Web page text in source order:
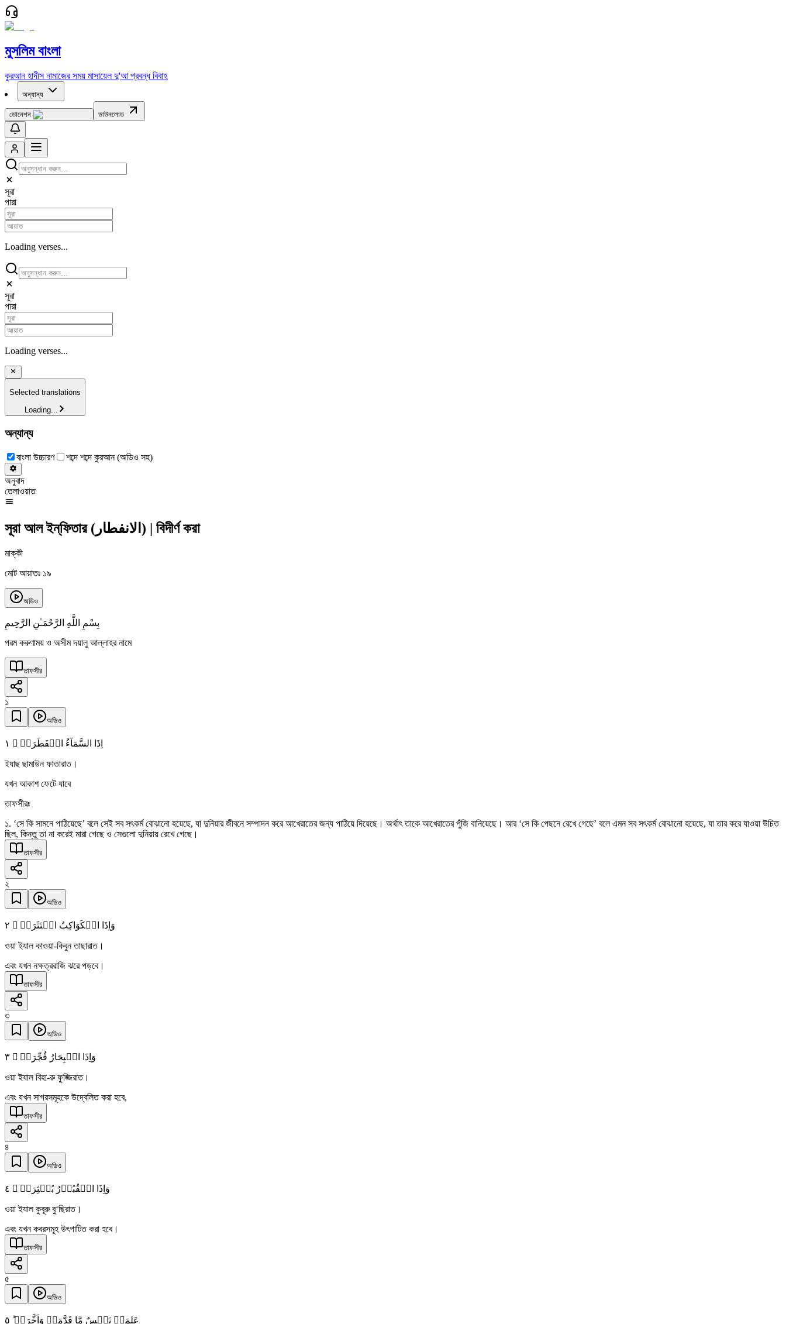
মুসলিম বাংলা
কুরআন হাদীস নামাজের সময় মাসায়েল দু'আ প্রবন্ধ বিবাহ
অন্যান্য
ডোনেশন ডাউনলোড
সূরা
পারা
Loading verses...
সূরা
পারা
Loading verses...
Selected translations
Loading...
অন্যান্য
বাংলা উচ্চারণ শব্দে শব্দে কুরআন (অডিও সহ)
অনুবাদ
তেলাওয়াত
সূরা আল ইন্‌ফিতার ( الانفطار ) | বিদীর্ণ করা
মাক্কী
মোট আয়াতঃ ১৯
অডিও
بِسْمِ اللَّهِ الرَّحْمَـٰنِ الرَّحِيمِ
পরম করুণাময় ও অসীম দয়ালু আল্লাহর নামে
তাফসীর
১
অডিও
اِذَا السَّمَآءُ انۡفَطَرَتۡ ۙ ١
ইযাছ ছামাউন ফাতারাত।
যখন আকাশ ফেটে যাবে
তাফসীরঃ
১. ‘সে কি সামনে পাঠিয়েছে’ বলে সেই সব সৎকর্ম বোঝানো হয়েছে, যা দুনিয়ার জীবনে সম্পাদন করে আখেরাতের জন্য পাঠিয়ে দিয়েছে। অর্থাৎ তাকে আখেরাতের পুঁজি বানিয়েছে। আর ‘সে কি পেছনে রেখে গেছে’ বলে এমন সব সৎকর্ম বোঝানো হয়েছে, যা তার করে যাওয়া উচিত
ছিল, কিন্তু তা না করেই মারা গেছে ও সেগুলো দুনিয়ায় রেখে গেছে।
তাফসীর
২
অডিও
وَاِذَا الۡکَوَاکِبُ انۡتَثَرَتۡ ۙ ٢
ওয়া ইযাল কাওয়া-কিবুন তাছারাত।
এবং যখন নক্ষত্ররাজি ঝরে পড়বে।
তাফসীর
৩
অডিও
وَاِذَا الۡبِحَارُ فُجِّرَتۡ ۙ ٣
ওয়া ইযাল বিহা-রু ফুজ্জিরাত।
এবং যখন সাগরসমূহকে উদ্বেলিত করা হবে,
তাফসীর
৪
অডিও
وَاِذَا الۡقُبُوۡرُ بُعۡثِرَتۡ ۙ ٤
ওয়া ইযাল কুবূরু বু‘ছিরাত।
এবং যখন কবরসমূহ উৎপাটিত করা হবে।
তাফসীর
৫
অডিও
عَلِمَتۡ نَفۡسٌ مَّا قَدَّمَتۡ وَاَخَّرَتۡ ؕ ٥